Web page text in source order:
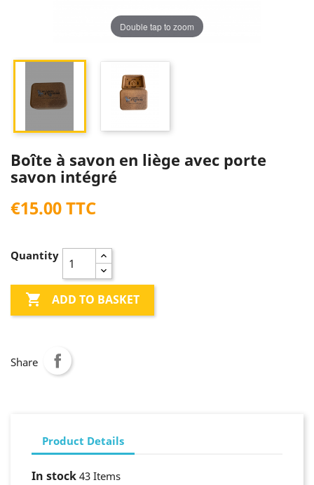
Double tap to zoom
Boîte à savon en liège avec porte
savon intégré
€15.00 TTC
Quantity
 ADD TO BASKET
Share
Product Details
In stock 43 Items